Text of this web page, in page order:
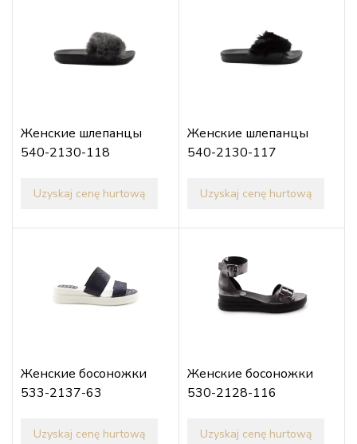
Женские шлепанцы
540-2130-118
Uzyskaj cenę hurtową
Женские шлепанцы
540-2130-117
Uzyskaj cenę hurtową
Женские босоножки
533-2137-63
Uzyskaj cenę hurtową
Женские босоножки
530-2128-116
Uzyskaj cenę hurtową